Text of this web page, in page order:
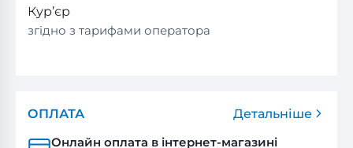
Кур’єр
згідно з тарифами оператора
ОПЛАТА
Детальніше
Онлайн оплата в інтернет-магазині